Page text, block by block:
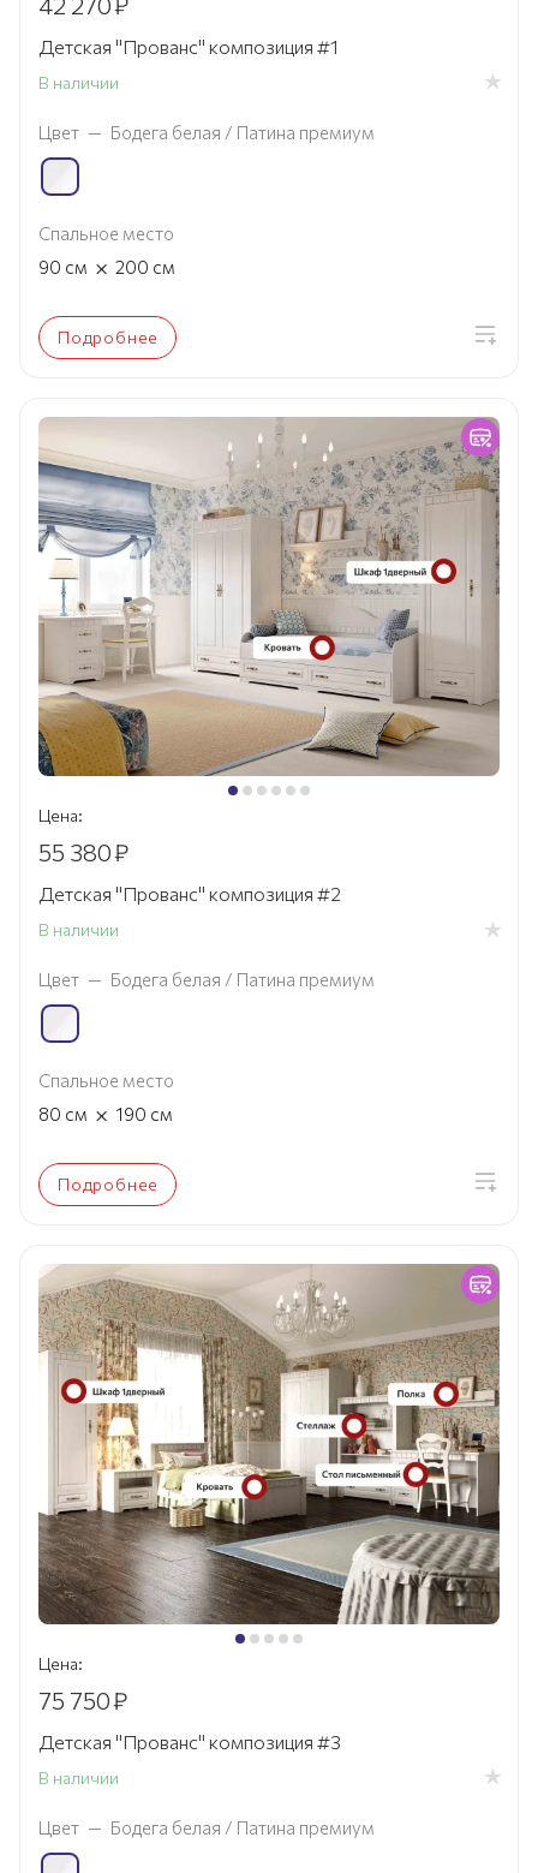
Детская "Прованс" композиция #1
В наличии
Цвет — Бодега белая / Патина премиум
Спальное место
90 см × 200 см
Подробнее
Цена:
55 380₽
Детская "Прованс" композиция #2
В наличии
Цвет — Бодега белая / Патина премиум
Спальное место
80 см × 190 см
Подробнее
Цена:
75 750₽
Детская "Прованс" композиция #3
В наличии
Цвет — Бодега белая / Патина премиум